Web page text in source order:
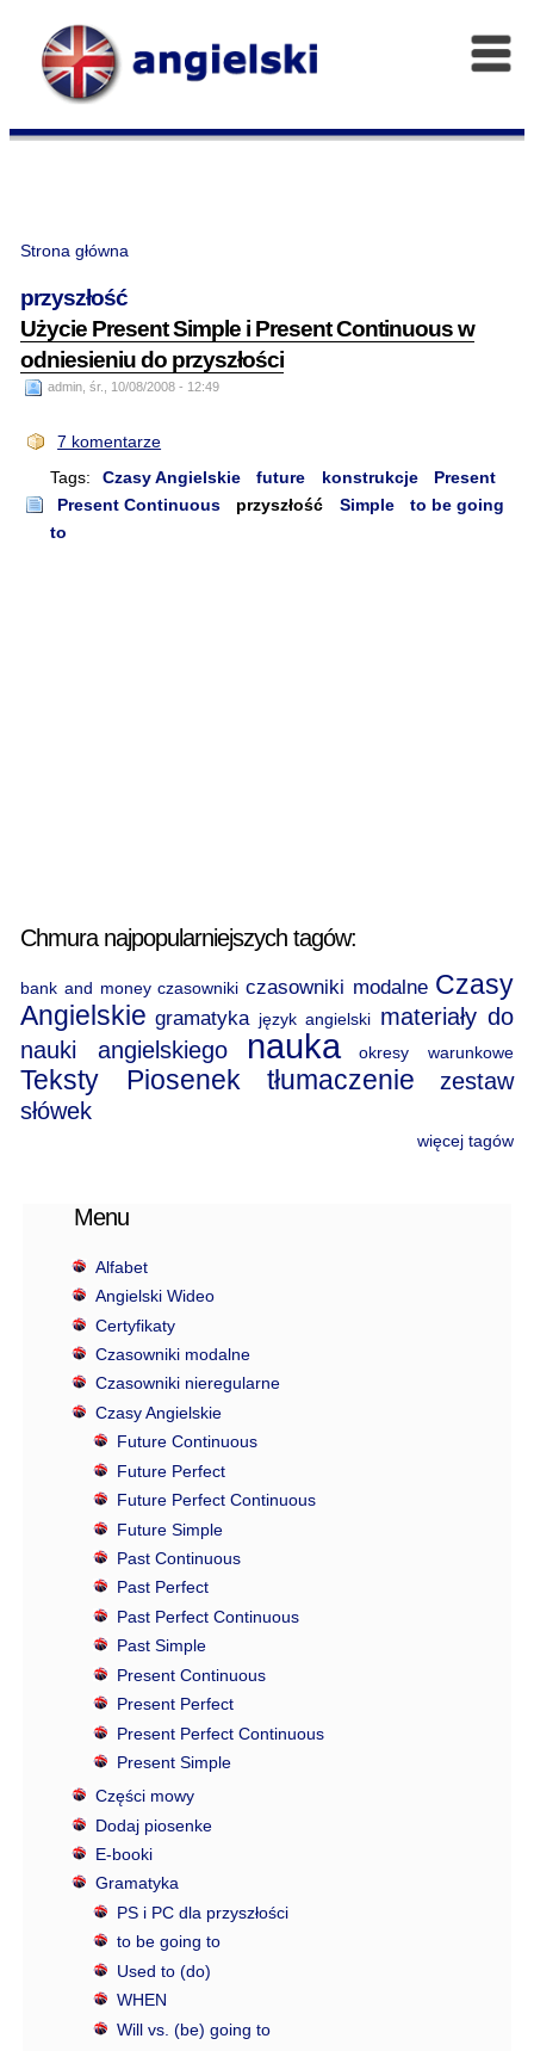
Strona główna
przyszłość
Użycie Present Simple i Present Continuous w
odniesieniu do przyszłości
admin, śr., 10/08/2008 - 12:49
7 komentarze
Tags:
Czasy Angielskie future konstrukcje
Present
Present Continuous
przyszłość Simple
to be going
to
Chmura najpopularniejszych tagów:
bank and money czasowniki czasowniki modalne Czasy
Angielskie gramatyka język angielski materiały do
nauki angielskiego
nauka okresy warunkowe
Teksty Piosenek tłumaczenie
zestaw
słówek
więcej tagów
Menu
Alfabet
Angielski Wideo
Certyfikaty
Czasowniki modalne
Czasowniki nieregularne
Czasy Angielskie
Future Continuous
Future Perfect
Future Perfect Continuous
Future Simple
Past Continuous
Past Perfect
Past Perfect Continuous
Past Simple
Present Continuous
Present Perfect
Present Perfect Continuous
Present Simple
Części mowy
Dodaj piosenke
E-booki
Gramatyka
PS i PC dla przyszłości
to be going to
Used to (do)
WHEN
Will vs. (be) going to